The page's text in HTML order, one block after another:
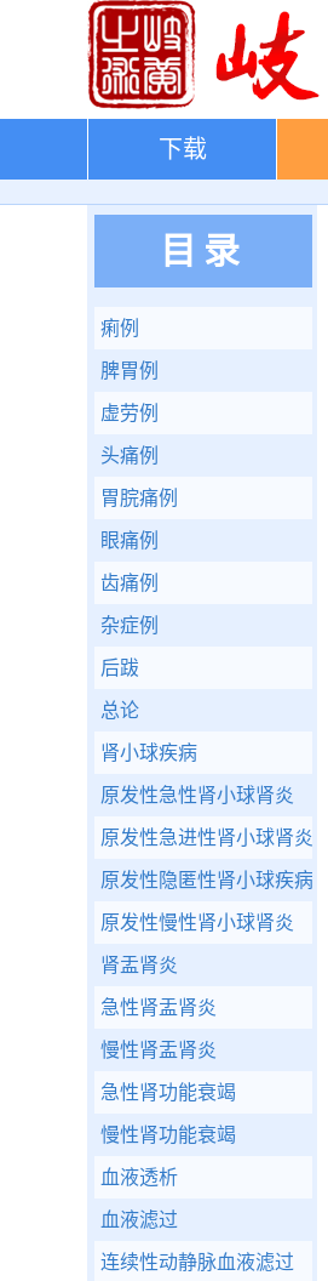
下载
目录
痢例
脾胃例
虚劳例
头痛例
胃脘痛例
眼痛例
齿痛例
杂症例
后跋
总论
肾小球疾病
原发性急性肾小球肾炎
原发性急进性肾小球肾炎
原发性隐匿性肾小球疾病
原发性慢性肾小球肾炎
肾盂肾炎
急性肾盂肾炎
慢性肾盂肾炎
急性肾功能衰竭
慢性肾功能衰竭
血液透析
血液滤过
连续性动静脉血液滤过